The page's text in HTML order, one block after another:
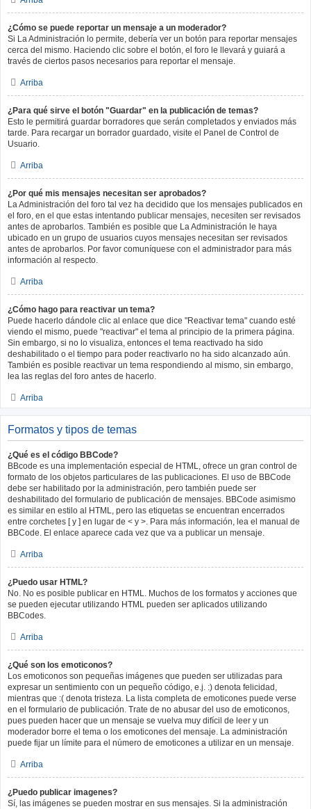
¿Cómo se puede reportar un mensaje a un moderador?
Si La Administración lo permite, debería ver un botón para reportar mensajes
cerca del mismo. Haciendo clic sobre el botón, el foro le llevará y guiará a
través de ciertos pasos necesarios para reportar el mensaje.
Arriba
¿Para qué sirve el botón "Guardar" en la publicación de temas?
Esto le permitirá guardar borradores que serán completados y enviados más
tarde. Para recargar un borrador guardado, visite el Panel de Control de
Usuario.
Arriba
¿Por qué mis mensajes necesitan ser aprobados?
La Administración del foro tal vez ha decidido que los mensajes publicados en
el foro, en el que estas intentando publicar mensajes, necesiten ser revisados
antes de aprobarlos. También es posible que La Administración le haya
ubicado en un grupo de usuarios cuyos mensajes necesitan ser revisados
antes de aprobarlos. Por favor comuníquese con el administrador para más
información al respecto.
Arriba
¿Cómo hago para reactivar un tema?
Puede hacerlo dándole clic al enlace que dice "Reactivar tema" cuando esté
viendo el mismo, puede "reactivar" el tema al principio de la primera página.
Sin embargo, si no lo visualiza, entonces el tema reactivado ha sido
deshabilitado o el tiempo para poder reactivarlo no ha sido alcanzado aún.
También es posible reactivar un tema respondiendo al mismo, sin embargo,
lea las reglas del foro antes de hacerlo.
Arriba
Formatos y tipos de temas
¿Qué es el código BBCode?
BBcode es una implementación especial de HTML, ofrece un gran control de
formato de los objetos particulares de las publicaciones. El uso de BBCode
debe ser habilitado por la administración, pero también puede ser
deshabilitado del formulario de publicación de mensajes. BBCode asimismo
es similar en estilo al HTML, pero las etiquetas se encuentran encerrados
entre corchetes [ y ] en lugar de < y >. Para más información, lea el manual de
BBCode. El enlace aparece cada vez que va a publicar un mensaje.
Arriba
¿Puedo usar HTML?
No. No es posible publicar en HTML. Muchos de los formatos y acciones que
se pueden ejecutar utilizando HTML pueden ser aplicados utilizando
BBCodes.
Arriba
¿Qué son los emoticonos?
Los emoticonos son pequeñas imágenes que pueden ser utilizadas para
expresar un sentimiento con un pequeño código, e.j. :) denota felicidad,
mientras que :( denota tristeza. La lista completa de emoticones puede verse
en el formulario de publicación. Trate de no abusar del uso de emoticonos,
pues pueden hacer que un mensaje se vuelva muy difícil de leer y un
moderador borre el tema o los emoticones del mensaje. La administración
puede fijar un límite para el número de emoticones a utilizar en un mensaje.
Arriba
¿Puedo publicar imagenes?
Sí, las imágenes se pueden mostrar en sus mensajes. Si la administración